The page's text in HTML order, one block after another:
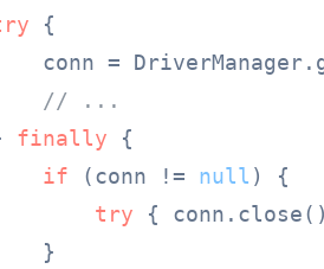
{
conn =
// ...
finally {
if (conn != null ) {
try {
}